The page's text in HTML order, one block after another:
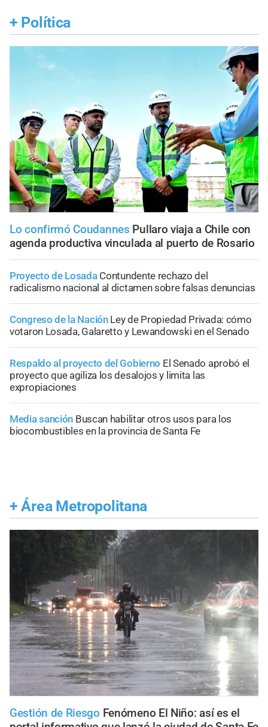
+ Política
Lo confirmó Coudannes Pullaro viaja a Chile con
agenda productiva vinculada al puerto de Rosario
Proyecto de Losada Contundente rechazo del
radicalismo nacional al dictamen sobre falsas denuncias
Congreso de la Nación Ley de Propiedad Privada: cómo
votaron Losada, Galaretto y Lewandowski en el Senado
Respaldo al proyecto del Gobierno El Senado aprobó el
proyecto que agiliza los desalojos y limita las
expropiaciones
Media sanción Buscan habilitar otros usos para los
biocombustibles en la provincia de Santa Fe
+ Área Metropolitana
Gestión de Riesgo Fenómeno El Niño: así es el